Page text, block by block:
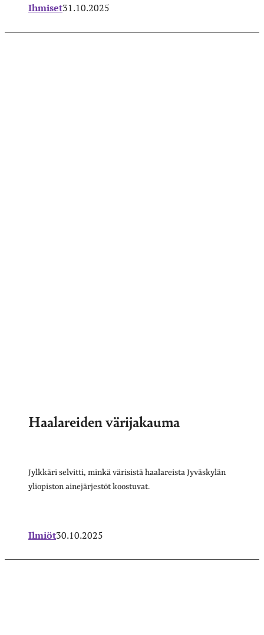
Ihmiset31.10.2025
Haalareiden värijakauma
Jylkkäri selvitti, minkä värisistä haalareista Jyväskylän
yliopiston ainejärjestöt koostuvat.
Ilmiöt30.10.2025